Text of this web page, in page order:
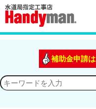
補助金申請